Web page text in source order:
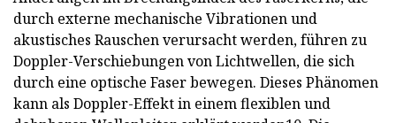
durch externe mechanische Vibrationen und
akustisches Rauschen verursacht werden, führen zu
Doppler-Verschiebungen von Lichtwellen, die sich
durch eine optische Faser bewegen. Dieses Phänomen
kann als Doppler-Effekt in einem flexiblen und